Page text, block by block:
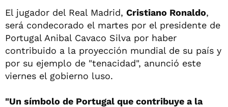
El jugador del Real Madrid, Cristiano Ronaldo,
será condecorado el martes por el presidente de
Portugal Anibal Cavaco Silva por haber
contribuido a la proyección mundial de su país y
por su ejemplo de "tenacidad", anunció este
viernes el gobierno luso.
"Un símbolo de Portugal que contribuye a la